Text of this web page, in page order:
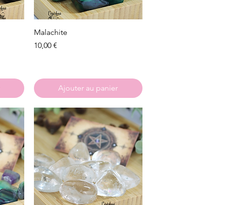
Aperçu rapide
Malachite
Prix
10,00 €
Ajouter au panier